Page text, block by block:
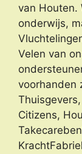
van Houten.
onderwijs,
Velen van
voorhanden
Citizens,